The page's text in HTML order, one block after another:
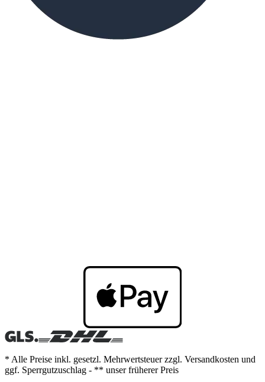
* Alle Preise inkl. gesetzl. Mehrwertsteuer zzgl. Versandkosten und
ggf. Sperrgutzuschlag - ** unser früherer Preis